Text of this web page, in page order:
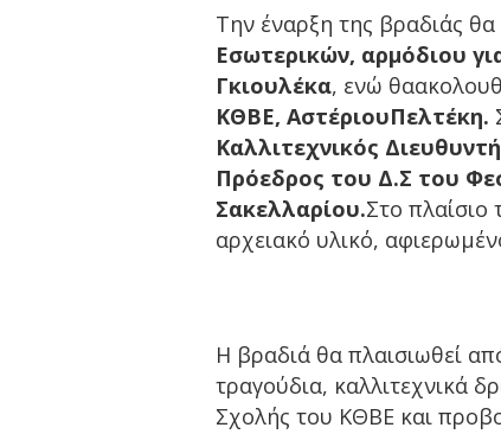
Την έναρξη της βραδιάς
Εσωτερικών, αρμόδιου
Γκιουλέκα, ενώ
ΚΘΒΕ, ΑστέριουΠελτέκη.
Καλλιτεχνικός
Πρόεδρος του Δ.Σ του
Σακελλαρίου.Στο πλαίσιο
αρχειακό υλικό,
Η βραδιά θα πλαισιωθεί
τραγούδια, καλλιτεχνικά
Σχολής του ΚΘΒΕ και